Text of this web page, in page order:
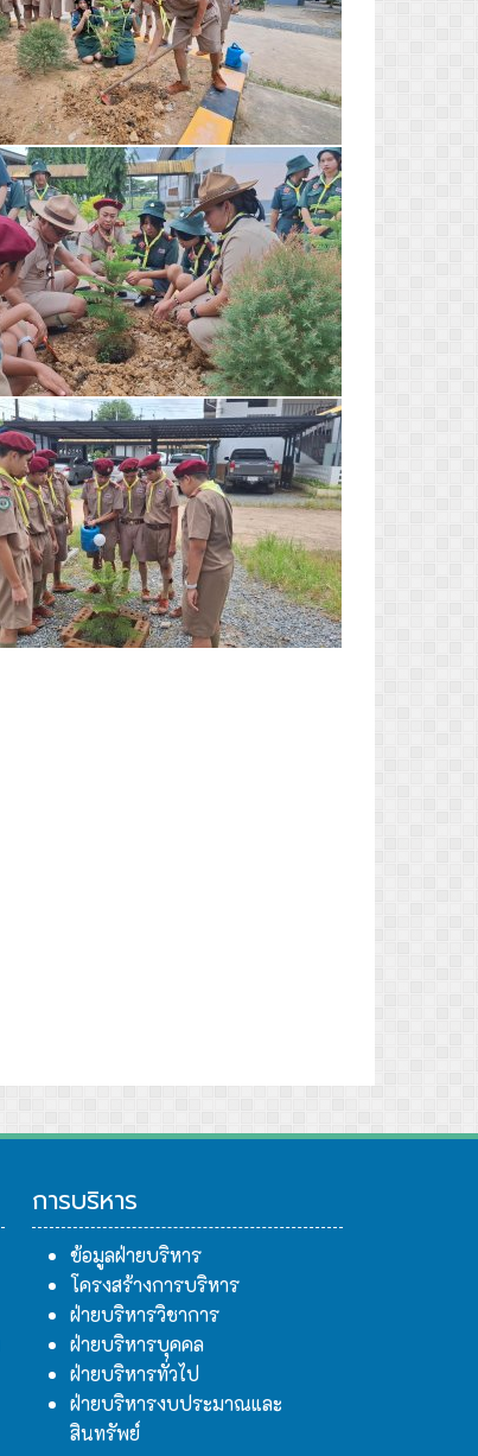
การบริหาร
ข้อมูลฝ่ายบริหาร
โครงสร้างการบริหาร
ฝ่ายบริหารวิชาการ
ฝ่ายบริหารบุคคล
ฝ่ายบริหารทั่วไป
ฝ่ายบริหารงบประมาณและ
สินทรัพย์